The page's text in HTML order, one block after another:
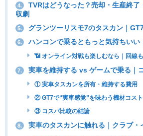
4.
TVRはどうなった？売却・生産終了
収劇
5. グランツーリスモ7のタスカン｜
6. ハンコンで乗るともっと気持ちいい
📶 オンライン対戦も楽しむなら｜回線
7. 実車を維持する vs ゲームで乗る｜
① 実車タスカンを所有・維持する費用
② GT7で“実車感覚”を味わう機材コスト
③ コスパ比較の結論
8. 実車のタスカンに触れる｜クラブ・